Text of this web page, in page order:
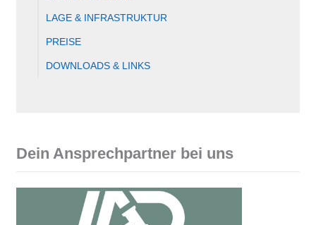
LAGE & INFRASTRUKTUR
PREISE
DOWNLOADS & LINKS
Dein Ansprechpartner bei uns